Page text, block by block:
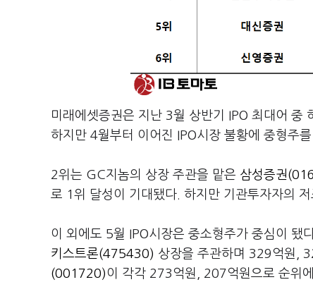
미래에셋증권은 지난 3월 상반기 IPO 최대어 중
하지만 4월부터 이어진 IPO시장 불황에 중형주
2위는 GC지놈의 상장 주관을 맡은 삼성증권
로 1위 달성이 기대됐다. 하지만 기관투자자의
이 외에도 5월 IPO시장은 중소형주가 중심이 됐
키스트론(475430) 상장을 주관하며 329억원,
(001720)이 각각 273억원, 207억원으로 순위